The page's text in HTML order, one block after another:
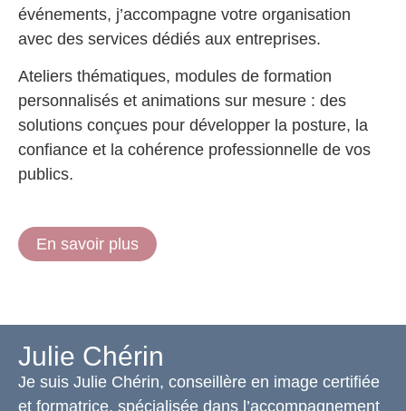
événements, j’accompagne votre organisation
avec des services dédiés aux entreprises.
Ateliers thématiques, modules de formation
personnalisés et animations sur mesure : des
solutions conçues pour développer la posture, la
confiance et la cohérence professionnelle de vos
publics.
En savoir plus
Julie Chérin
Je suis Julie Chérin, conseillère en image certifiée
et formatrice, spécialisée dans l’accompagnement